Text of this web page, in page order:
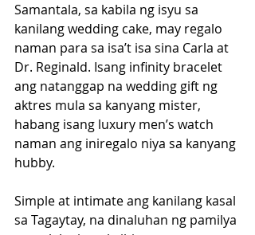
Samantala, sa kabila ng isyu sa
kanilang wedding cake, may regalo
naman para sa isa’t isa sina Carla at
Dr. Reginald. Isang infinity bracelet
ang natanggap na wedding gift ng
aktres mula sa kanyang mister,
habang isang luxury men’s watch
naman ang iniregalo niya sa kanyang
hubby.
Simple at intimate ang kanilang kasal
sa Tagaytay, na dinaluhan ng pamilya